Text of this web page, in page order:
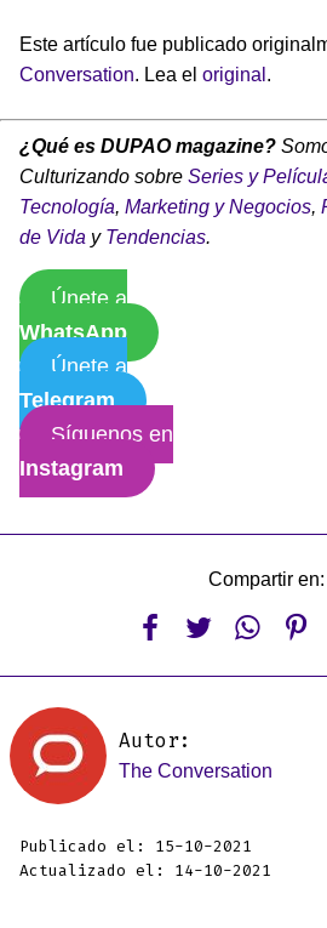
Este artículo fue publicado
Conversation. Lea el original .
¿Qué es DUPAO magazine?
Culturizando sobre Series y
Tecnología, Marketing y Negocios,
de Vida y Tendencias.
Únete a
WhatsApp
Únete a
Telegram
Síguenos en
Instagram
Compartir en:
   
Autor:
The Conversation
Publicado el: 15-10-2021
Actualizado el: 14-10-2021